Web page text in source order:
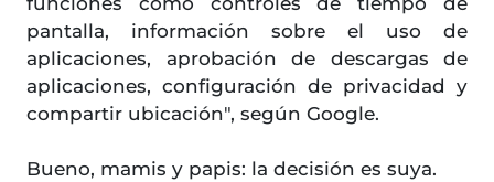
pantalla, información sobre el uso de
aplicaciones, aprobación de descargas de
aplicaciones, configuración de privacidad y
compartir ubicación", según Google.
Bueno, mamis y papis: la decisión es suya.